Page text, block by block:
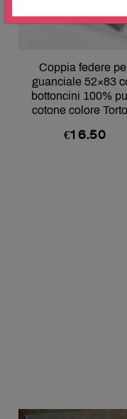
Coppia federe
guanciale 52×83
bottoncini 100%
cotone colore
€16.50